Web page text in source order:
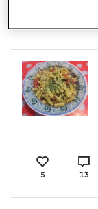
1 2
5 13